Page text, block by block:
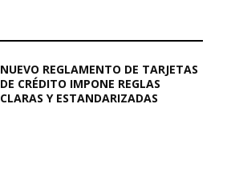
NUEVO REGLAMENTO DE TARJETAS
DE CRÉDITO IMPONE REGLAS
CLARAS Y ESTANDARIZADAS